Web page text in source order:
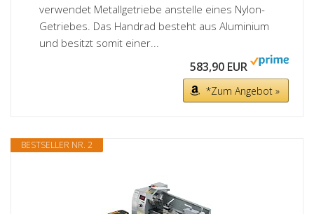
verwendet Metallgetriebe anstelle eines Nylon-
Getriebes. Das Handrad besteht aus Aluminium
und besitzt somit einer...
583,90 EUR
*Zum Angebot »
BESTSELLER NR. 2